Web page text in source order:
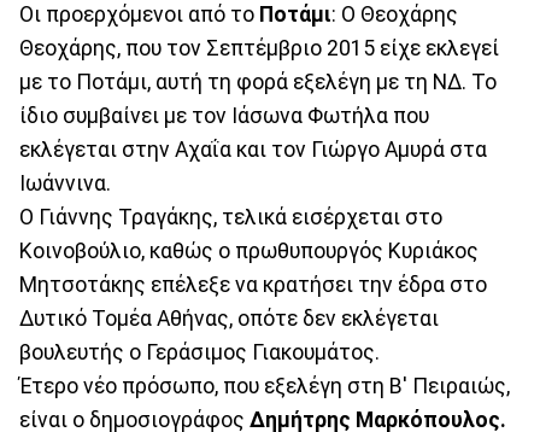
Οι προερχόμενοι από το Ποτάμι: Ο Θεοχάρης
Θεοχάρης, που τον Σεπτέμβριο 2015 είχε εκλεγεί
με το Ποτάμι, αυτή τη φορά εξελέγη με τη ΝΔ. Το
ίδιο συμβαίνει με τον Ιάσωνα Φωτήλα που
εκλέγεται στην Αχαΐα και τον Γιώργο Αμυρά στα
Ιωάννινα.
Ο Γιάννης Τραγάκης, τελικά εισέρχεται στο
Κοινοβούλιο, καθώς ο πρωθυπουργός Κυριάκος
Μητσοτάκης επέλεξε να κρατήσει την έδρα στο
Δυτικό Τομέα Αθήνας, οπότε δεν εκλέγεται
βουλευτής ο Γεράσιμος Γιακουμάτος.
Έτερο νέο πρόσωπο, που εξελέγη στη Β' Πειραιώς,
είναι ο δημοσιογράφος Δημήτρης Μαρκόπουλος.